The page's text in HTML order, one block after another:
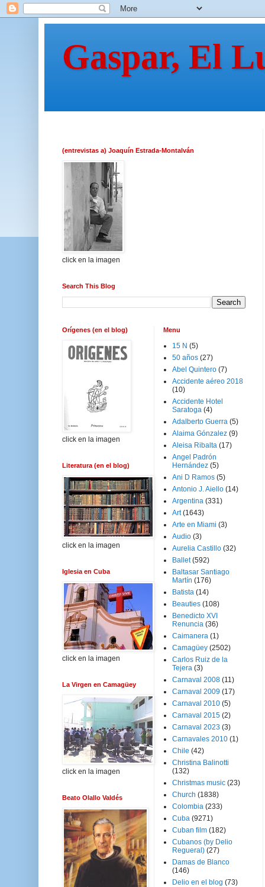
Gaspar, El
(entrevistas a) Joaquín Estrada-Montalván
click en la imagen
Search This Blog
Orígenes (en el blog)
click en la imagen
Literatura (en el blog)
click en la imagen
Iglesia en Cuba
click en la imagen
La Virgen en Camagüey
click en la imagen
Beato Olallo Valdés
Menu
15 N (5)
50 años (27)
Abel Quintero (7)
Accidente aéreo 2018
(10)
Accidente Hotel
Saratoga (4)
Adalberto Guerra (5)
Alaima Gónzalez (9)
Aleisa Ribalta (17)
Angel Padrón
Hernández (5)
Ani D Ramos (5)
Antonio J. Aiello (14)
Argentina (331)
Art (1643)
Arte en Miami (3)
Audio (3)
Aurelia Castillo (32)
Ballet (592)
Baltasar Santiago
Martín (176)
Batista (14)
Beauties (108)
Benedicto XVI
Renuncia (36)
Caimanera (1)
Camagüey (2502)
Carlos Ruiz de la
Tejera (3)
Carnaval 2008 (11)
Carnaval 2009 (17)
Carnaval 2010 (5)
Carnaval 2015 (2)
Carnaval 2023 (3)
Carnavales 2010 (1)
Chile (42)
Christina Balinotti
(132)
Christmas music (23)
Church (1838)
Colombia (233)
Cuba (9271)
Cuban film (182)
Cubanos (by Delio
Regueral) (27)
Damas de Blanco
(146)
Delio en el blog (73)